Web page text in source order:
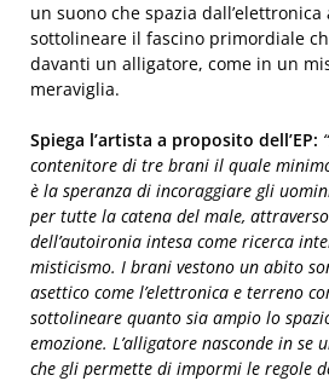
un suono che spazia
sottolineare il fascino primordiale
davanti un alligatore, come in un
meraviglia.
Spiega l’artista a proposito dell’EP: “
contenitore di tre brani il quale
è la speranza di incoraggiare gli
per tutte la catena del male,
dell’autoironia intesa come ricerca
misticismo. I brani vestono un abito
asettico come l’elettronica e terreno
sottolineare quanto sia ampio lo
emozione. L’alligatore nasconde in se
che gli permette di impormi le regole